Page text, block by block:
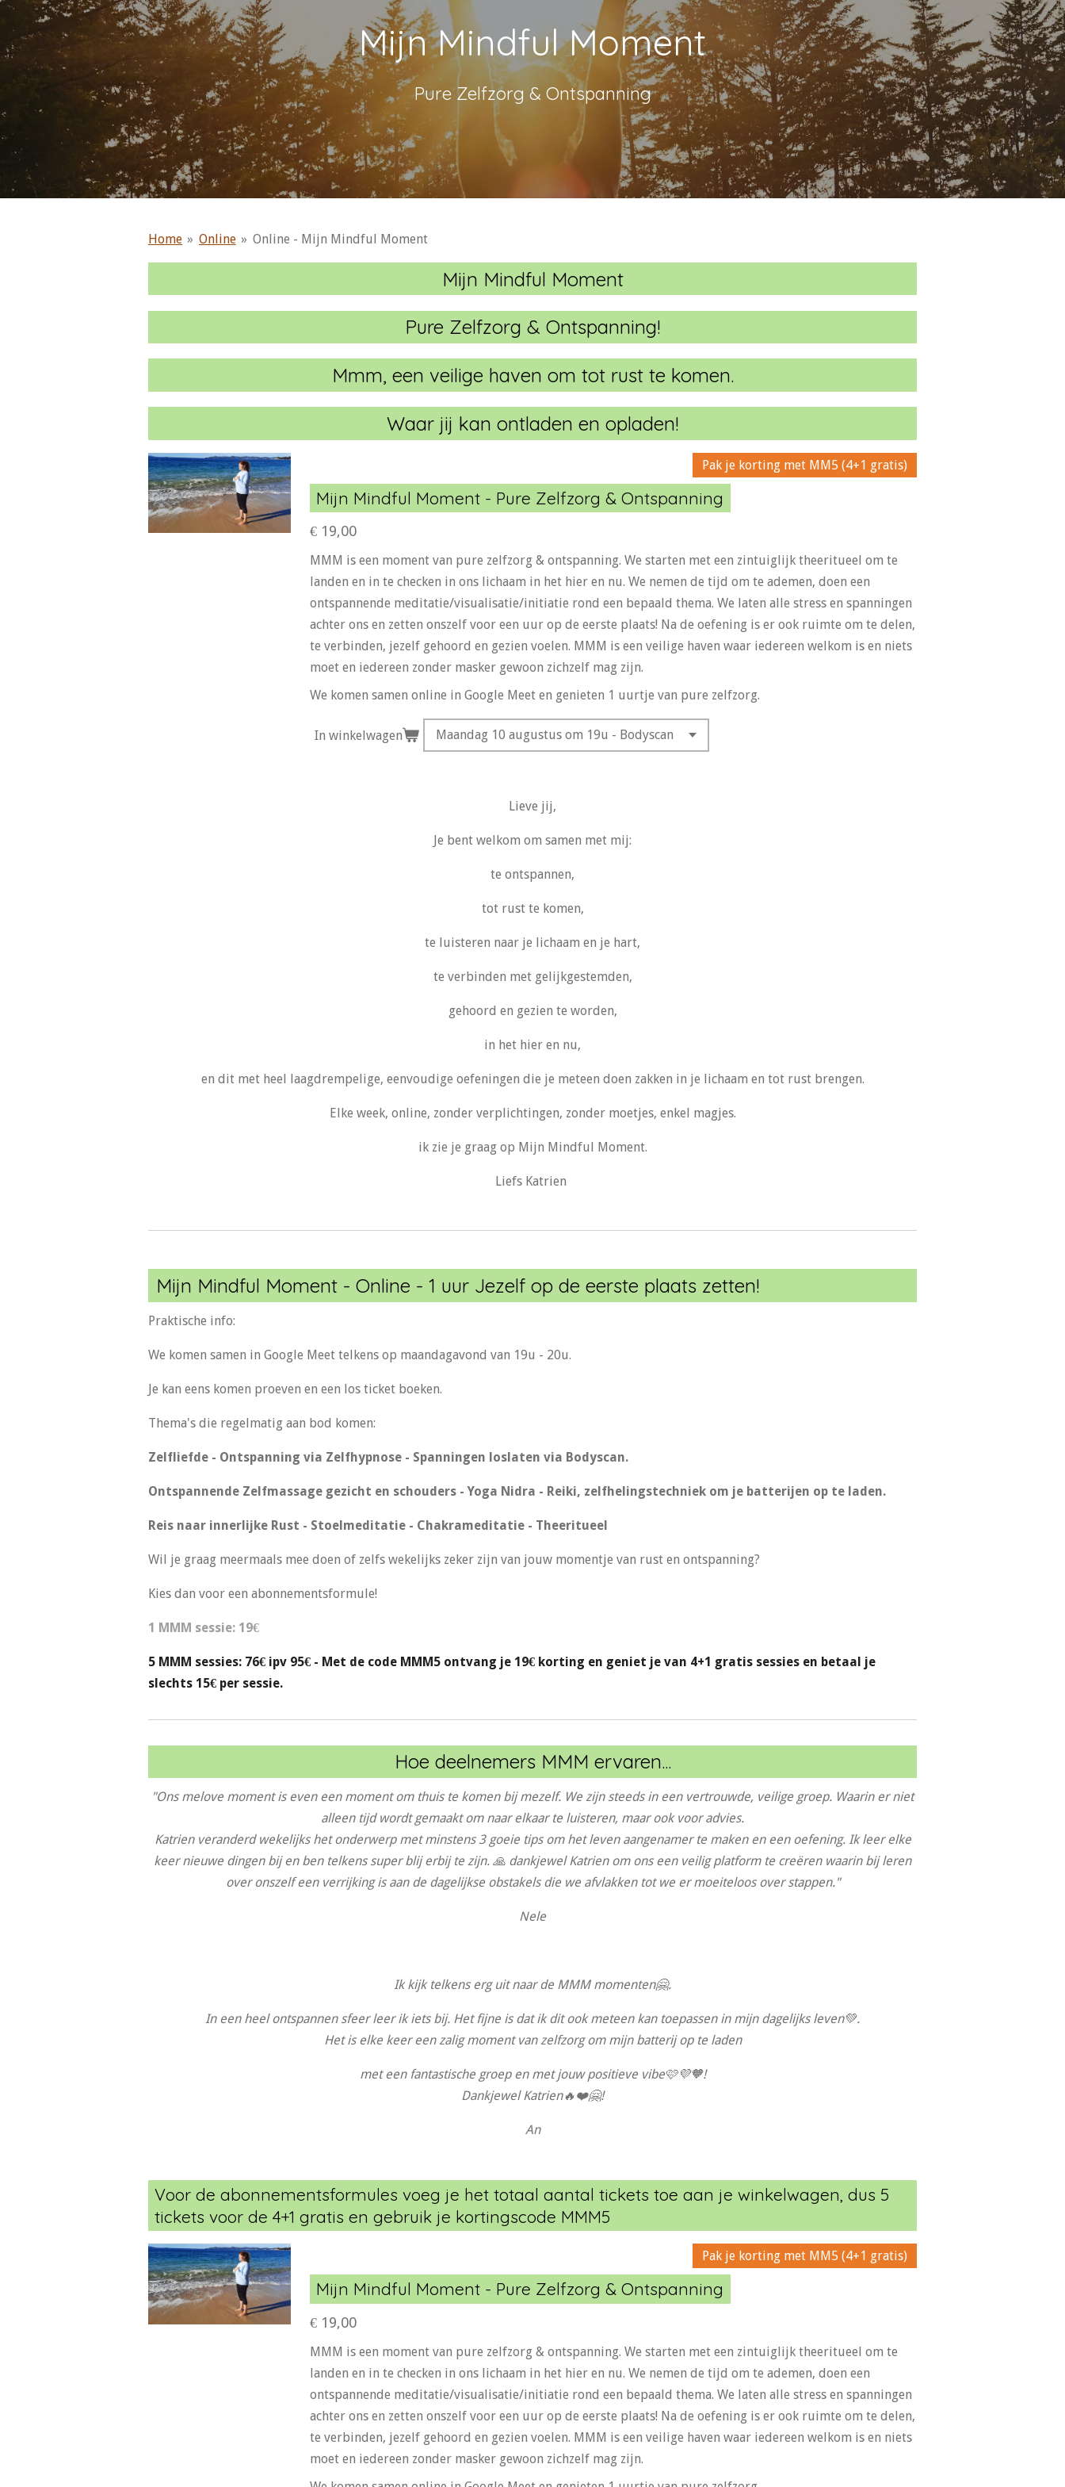
Mijn Mindful Moment
Pure Zelfzorg & Ontspanning
Home » Online » Online - Mijn Mindful Moment
Mijn Mindful Moment
Pure Zelfzorg & Ontspanning!
Mmm, een veilige haven om tot rust te komen.
Waar jij kan ontladen en opladen!
Pak je korting met MM5 (4+1 gratis)
Mijn Mindful Moment - Pure Zelfzorg & Ontspanning
€ 19,00
MMM is een moment van pure zelfzorg & ontspanning. We starten met een zintuiglijk theeritueel om te
landen en in te checken in ons lichaam in het hier en nu. We nemen de tijd om te ademen, doen een
ontspannende meditatie/visualisatie/initiatie rond een bepaald thema. We laten alle stress en spanningen
achter ons en zetten onszelf voor een uur op de eerste plaats! Na de oefening is er ook ruimte om te delen,
te verbinden, jezelf gehoord en gezien voelen. MMM is een veilige haven waar iedereen welkom is en niets
moet en iedereen zonder masker gewoon zichzelf mag zijn.
We komen samen online in Google Meet en genieten 1 uurtje van pure zelfzorg.
In winkelwagen
Lieve jij,
Je bent welkom om samen met mij:
te ontspannen,
tot rust te komen,
te luisteren naar je lichaam en je hart,
te verbinden met gelijkgestemden,
gehoord en gezien te worden,
in het hier en nu,
en dit met heel laagdrempelige, eenvoudige oefeningen die je meteen doen zakken in je lichaam en tot rust brengen.
Elke week, online, zonder verplichtingen, zonder moetjes, enkel magjes.
ik zie je graag op Mijn Mindful Moment.
Liefs Katrien
Mijn Mindful Moment - Online - 1 uur Jezelf op de eerste plaats zetten!
Praktische info:
We komen samen in Google Meet telkens op maandagavond van 19u - 20u.
Je kan eens komen proeven en een los ticket boeken.
Thema's die regelmatig aan bod komen:
Zelfliefde - Ontspanning via Zelfhypnose - Spanningen loslaten via Bodyscan.
Ontspannende Zelfmassage gezicht en schouders -Yoga Nidra - Reiki, zelfhelingstechniek om je batterijen op te laden.
Reis naar innerlijke Rust - Stoelmeditatie - Chakrameditatie - Theeritueel
Wil je graag meermaals mee doen of zelfs wekelijks zeker zijn van jouw momentje van rust en ontspanning?
Kies dan voor een abonnementsformule!
1 MMM sessie: 19€
5 MMM sessies: 76€ ipv 95€ - Met de code MMM5 ontvang je 19€ korting en geniet je van 4+1 gratis sessies en betaal je
slechts 15€ per sessie.
Hoe deelnemers MMM ervaren...
"Ons melove moment is even een moment om thuis te komen bij mezelf. We zijn steeds in een vertrouwde, veilige groep. Waarin er niet
alleen tijd wordt gemaakt om naar elkaar te luisteren, maar ook voor advies.
Katrien veranderd wekelijks het onderwerp met minstens 3 goeie tips om het leven aangenamer te maken en een oefening. Ik leer elke
keer nieuwe dingen bij en ben telkens super blij erbij te zijn. 🙏 dankjewel Katrien om ons een veilig platform te creëren waarin bij leren
over onszelf een verrijking is aan de dagelijkse obstakels die we afvlakken tot we er moeiteloos over stappen."
Nele
Ik kijk telkens erg uit naar de MMM momenten🤗.
In een heel ontspannen sfeer leer ik iets bij. Het fijne is dat ik dit ook meteen kan toepassen in mijn dagelijks leven💚.
Het is elke keer een zalig moment van zelfzorg om mijn batterij op te laden
met een fantastische groep en met jouw positieve vibe🩷💜🧡!
Dankjewel Katrien🔥❤️🤗!
An
Voor de abonnementsformules voeg je het totaal aantal tickets toe aan je winkelwagen, dus 5
tickets voor de 4+1 gratis en gebruik je kortingscode MMM5
Pak je korting met MM5 (4+1 gratis)
Mijn Mindful Moment - Pure Zelfzorg & Ontspanning
€ 19,00
MMM is een moment van pure zelfzorg & ontspanning. We starten met een zintuiglijk theeritueel om te
landen en in te checken in ons lichaam in het hier en nu. We nemen de tijd om te ademen, doen een
ontspannende meditatie/visualisatie/initiatie rond een bepaald thema. We laten alle stress en spanningen
achter ons en zetten onszelf voor een uur op de eerste plaats! Na de oefening is er ook ruimte om te delen,
te verbinden, jezelf gehoord en gezien voelen. MMM is een veilige haven waar iedereen welkom is en niets
moet en iedereen zonder masker gewoon zichzelf mag zijn.